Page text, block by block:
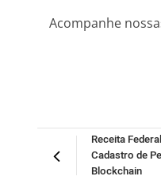
Acompanhe
Receita
Cadastro de
Blockchain